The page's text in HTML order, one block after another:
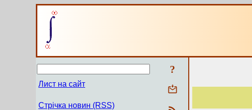
?
Лист на сайт
Стрічка новин (RSS)